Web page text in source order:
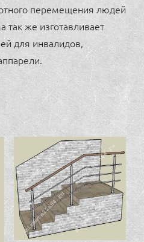
перемещения людей
так же изготавливает
для инвалидов,